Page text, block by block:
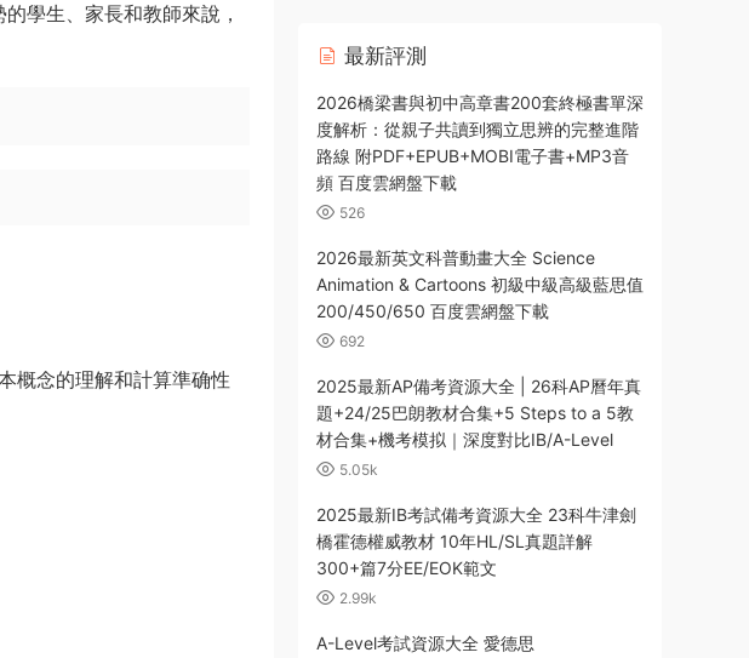
學生、家長和教師來說，
概念的理解和計算準确性
最新評測
2026橋梁書與初中高章書200套終極書單深
度解析：從親子共讀到獨立思辨的完整進階
路線 附PDF+EPUB+MOBI電子書+MP3音
頻 百度雲網盤下載
526
2026最新英文科普動畫大全 Science
Animation & Cartoons 初級中級高級藍思值
200/450/650 百度雲網盤下載
692
2025最新AP備考資源大全 | 26科AP曆年真
題+24/25巴朗教材合集+5 Steps to a 5教
材合集+機考模拟｜深度對比IB/A-Level
5.05k
2025最新IB考試備考資源大全 23科牛津劍
橋霍德權威教材 10年HL/SL真題詳解
300+篇7分EE/EOK範文
2.99k
A-Level考試資源大全 愛德思